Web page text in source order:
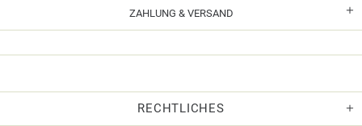
ZAHLUNG & VERSAND
RECHTLICHES